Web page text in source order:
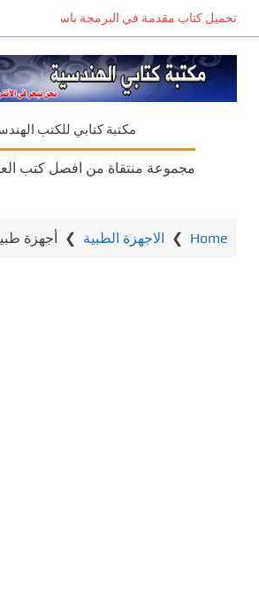
تحميل كتاب مقدمة في البرمجة باستخدام C# PDF – دليل المبتدئين للتعلم الذاتي
مكتبة كتابي للكتب
مجموعة منتقاة من افصل كتب
Home
❯ الاجهزة الطبية ❯ أجهزة طبية 1